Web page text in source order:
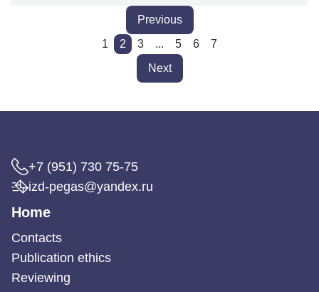
Previous
1
2 3 ... 5 6
7
Next
Home
Contacts
Publication ethics
Reviewing
+7 (951) 730 75-75
izd-pegas@yandex.ru